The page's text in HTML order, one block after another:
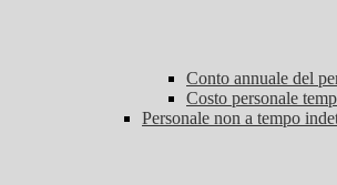
Conto annuale del
Costo personale
Personale non a tempo